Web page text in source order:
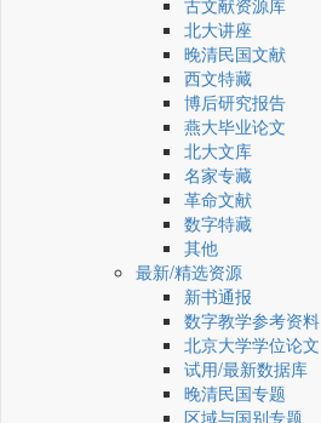
古文献资源库
北大讲座
晚清民国文献
西文特藏
博后研究报告
燕大毕业论文
北大文库
名家专藏
革命文献
数字特藏
其他
最新/精选资源
新书通报
数字教学参考资料
北京大学学位论文
试用/最新数据库
晚清民国专题
区域与国别专题